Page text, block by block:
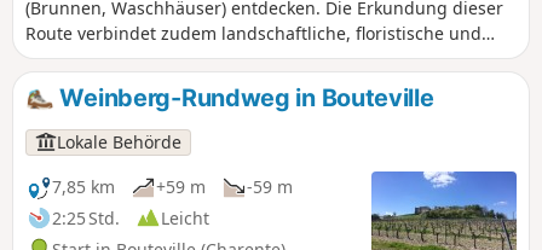
(Brunnen, Waschhäuser) entdecken. Die Erkundung dieser
Route verbindet zudem landschaftliche, floristische und
faunistische Reize.
Weinberg-Rundweg in Bouteville
Lokale Behörde
7,85 km
+59 m
-59 m
2:25 Std.
Leicht